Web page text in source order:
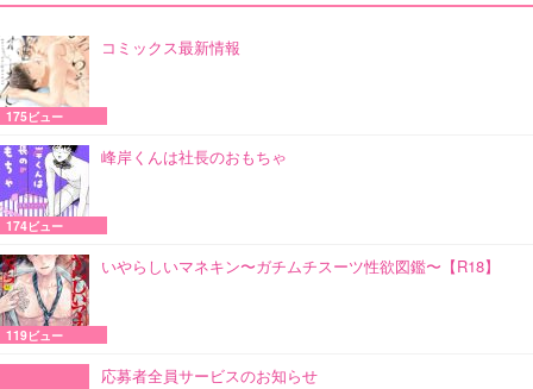
コミックス最新情報
175ビュー
峰岸くんは社長のおもちゃ
174ビュー
いやらしいマネキン〜ガチムチスーツ性欲図鑑〜【R18】
119ビュー
応募者全員サービスのお知らせ